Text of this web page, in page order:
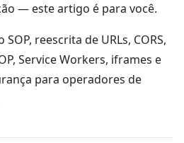
— este artigo é para você.
reescrita de URLs, CORS,
Service Workers, iframes e
para operadores de